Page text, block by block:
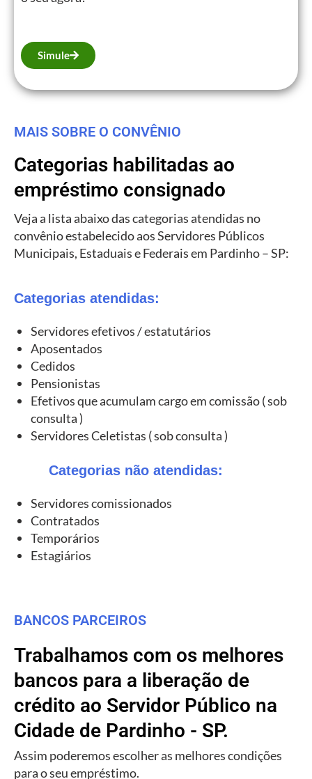
Simule
MAIS SOBRE O CONVÊNIO
Categorias habilitadas ao
empréstimo consignado
Veja a lista abaixo das categorias atendidas no
convênio estabelecido aos Servidores Públicos
Municipais, Estaduais e Federais em Pardinho – SP:
Categorias atendidas:
Servidores efetivos / estatutários
Aposentados
Cedidos
Pensionistas
Efetivos que acumulam cargo em comissão ( sob
consulta )
Servidores Celetistas ( sob consulta )
Categorias não atendidas:
Servidores comissionados
Contratados
Temporários
Estagiários
BANCOS PARCEIROS
Trabalhamos com os melhores
bancos para a liberação de
crédito ao Servidor Público na
Cidade de Pardinho - SP.
Assim poderemos escolher as melhores condições
para o seu empréstimo.